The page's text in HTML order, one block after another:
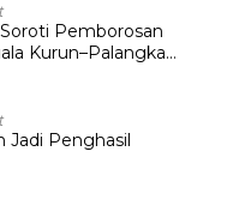
Pemborosan
Kurun–Palangka
Jadi Penghasil